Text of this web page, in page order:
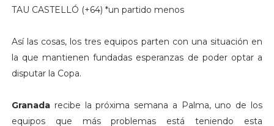
TAU CASTELLÓ (+64) *un partido menos
Así las cosas, los tres equipos parten con una situación en
la que mantienen fundadas esperanzas de poder optar a
disputar la Copa.
Granada recibe la próxima semana a Palma, uno de los
equipos que más problemas está teniendo esta